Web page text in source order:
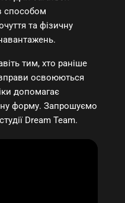
способом
та фізичну
тим, хто раніше
освоюються
допомагає
форму. Запрошуємо
Dream Team.